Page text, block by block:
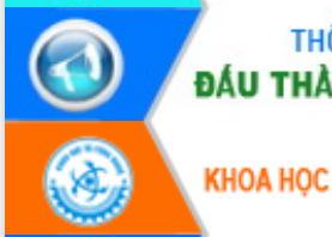
doanh nghiệp nhà nước
Hội nghị triển khai kết nối mạng
truyền số liệu chuyên dùng phục vụ cơ
quan Đảng, Nhà nước
Lễ phát động chuỗi hoạt động chung
tay làm sạch môi trường
Xã Ea Kar bước chuyển mình trong
công tác cải cách hành chính mô hình
mới